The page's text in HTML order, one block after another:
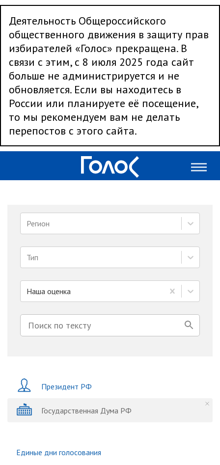
Деятельность Общероссийского
общественного движения в защиту прав
избирателей «Голос» прекращена. В
связи с этим, с 8 июля 2025 года сайт
больше не администрируется и не
обновляется. Если вы находитесь в
России или планируете её посещение,
то мы рекомендуем вам не делать
перепостов с этого сайта.
Регион
Тип
Наша оценка
Президент РФ
Государственная Дума РФ
Единые дни голосования